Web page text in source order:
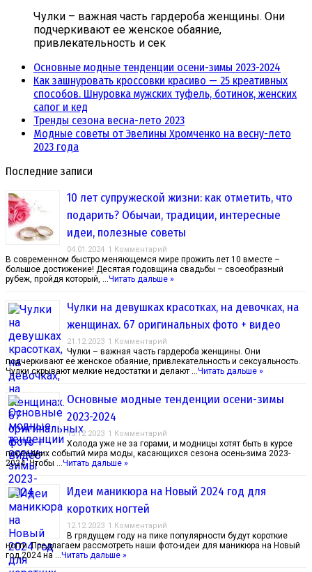
Чулки – важная часть гардероба женщины. Они
подчеркивают ее женское обаяние,
привлекательность и сек
Основные модные тенденции осени-зимы 2023-2024
Как зашнуровать кроссовки красиво — 25 креативных
способов. Шнуровка мужских туфель, ботинок, женских
сапог и кед
Тренды сезона весна-лето 2023
Модные советы от Эвелины Хромченко на весну-лето
2023 года
Последние записи
10 лет супружеской жизни: как отметить, что
подарить? Обычаи, традиции, интересные
идеи, полезные советы
04.01.2024 1 Комментарий
В современном быстро меняющемся мире прожить лет 10 вместе –
большое достижение! Десятая годовщина свадьбы – своеобразный
рубеж, пройдя который, …Читать дальше »
Чулки на девушках красотках, на девочках, на
женщинах. 67 оригинальных фото + видео
21.12.2023 1 Комментарий
Чулки – важная часть гардероба женщины. Они
подчеркивают ее женское обаяние, привлекательность и сексуальность.
Чулки скрывают мелкие недостатки и делают …Читать дальше »
Основные модные тенденции осени-зимы
2023-2024
13.12.2023 1 Комментарий
Холода уже не за горами, и модницы хотят быть в курсе
последних событий мира моды, касающихся сезона осень-зима 2023-
2024. Чтобы …Читать дальше »
Идеи маникюра на Новый 2024 год для
коротких ногтей
12.12.2023 1 Комментарий
В грядущем году на пике популярности будут короткие
ногти. Предлагаем рассмотреть наши фото-идеи для маникюра на Новый
год 2024 на …Читать дальше »